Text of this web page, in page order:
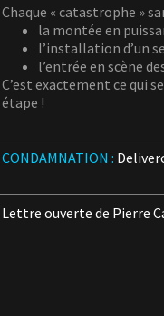
Chaque « catastrophe »
la montée en
l’installation d’un
l’entrée en scène
C’est exactement ce qui
étape !
CONDAMNATION :
Lettre ouverte de Pierre